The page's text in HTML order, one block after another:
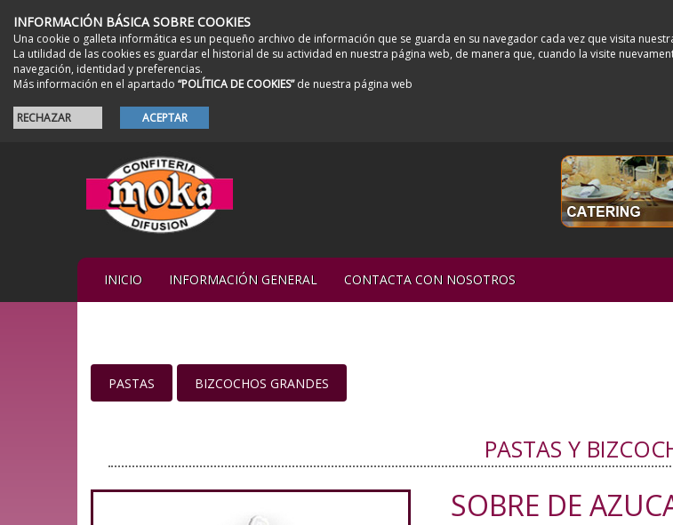
INFORMACIÓN BÁSICA SOBRE COOKIES
Una cookie o galleta informática es un pequeño archivo de información que se guarda en su navegador cada vez que visita
La utilidad de las cookies es guardar el historial de su actividad en nuestra página web, de manera que, cuando la visite
navegación, identidad y preferencias.
Más información en el apartado “POLÍTICA DE COOKIES”de nuestra página web
RECHAZAR ACEPTAR
INICIO INFORMACIÓN GENERAL CONTACTA CON NOSOTROS
PASTAS BIZCOCHOS GRANDES
PASTAS Y
SOBRE DE